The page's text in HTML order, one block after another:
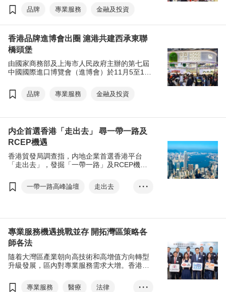
億美元。過去七年，香港貿發局一直積極參與
和支持進博會，致力深化滬港合作，促進兩地
品牌 專業服務 金融及投資
香港品牌進博會出圈 滬港共建西承東聯
橋頭堡
由國家商務部及上海市人民政府主辦的第七屆
中國國際進口博覽會（進博會）於11月5至10
發局除了在進博會特設「香港產品展館」及
「香港服務業展館」外，更携手香港特別行政
品牌 專業服務 金融及投資
内企首選香港「走出去」 尋一帶一路及
RCEP機遇
香港貿發局調查指，内地企業首選香港平台
「走出去」，發掘「一帶一路」及RCEP機
14日舉行，向世界展現香港獨特優勢。
一帶一路高峰論壇
走出去
趙永礎
范婉兒
• • •
專業服務機遇挑戰並存 開拓灣區策略各
師各法
隨着大灣區產業朝向高技術和高增值方向轉型
升級發展，區內對專業服務需求大增。香港可
開拓商機。
專業服務 醫療
法律
• • •